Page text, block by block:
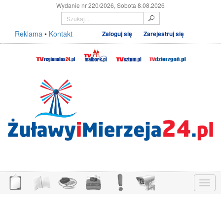
Wydanie nr 220/2026, Sobota 8.08.2026
Reklama • Kontakt Zaloguj się Zarejestruj się
Menu